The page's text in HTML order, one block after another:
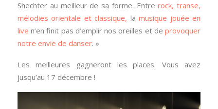
Shechter au meilleur de sa forme. Entre rock, transe,
mélodies orientale et classique, la musique jouée en
live n’en finit pas d’emplir nos oreilles et de provoquer
notre envie de danser. »
Les meilleures gagneront les places. Vous avez
jusqu’au 17 décembre !